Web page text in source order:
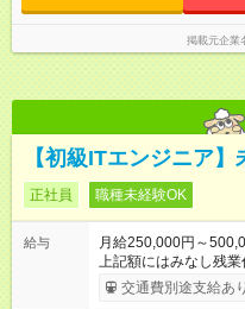
なし残業代を含みま
別途支給いたします
掲載元企業
【初級ITエンジニア】
正社員 職種未経験OK
給与
月給250,000円～
上記額にはみなし残
ます。 みなし残業代
交通費別途支給あり